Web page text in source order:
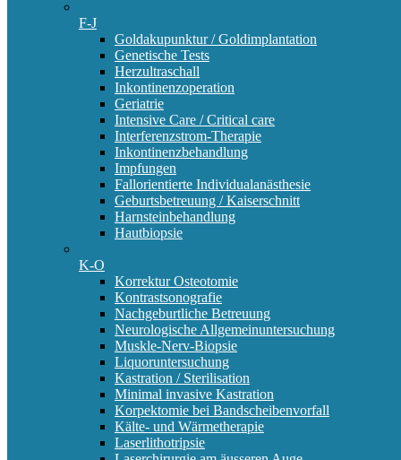
F-J
Goldakupunktur / Goldimplantation
Genetische Tests
Herzultraschall
Inkontinenzoperation
Geriatrie
Intensive Care / Critical care
Interferenzstrom-Therapie
Inkontinenzbehandlung
Impfungen
Fallorientierte Individualanästhesie
Geburtsbetreuung / Kaiserschnitt
Harnsteinbehandlung
Hautbiopsie
K-O
Korrektur Osteotomie
Kontrastsonografie
Nachgeburtliche Betreuung
Neurologische Allgemeinuntersuchung
Muskle-Nerv-Biopsie
Liquoruntersuchung
Kastration / Sterilisation
Minimal invasive Kastration
Korpektomie bei Bandscheibenvorfall
Kälte- und Wärmetherapie
Laserlithotripsie